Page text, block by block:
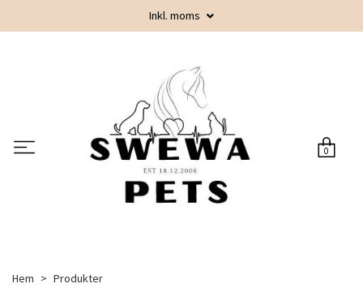
Inkl. moms
0
Hem
Produkter